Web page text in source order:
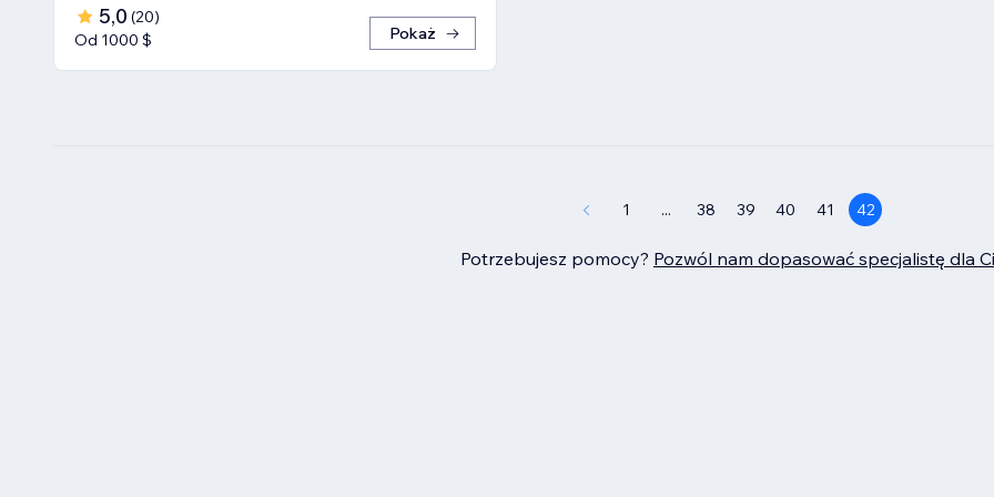
5,0 (20)
Od 1000 $
Pokaż
1 ... 38 39 40 41 42
Potrzebujesz pomocy? Pozwól nam dopasować specjalistę dla